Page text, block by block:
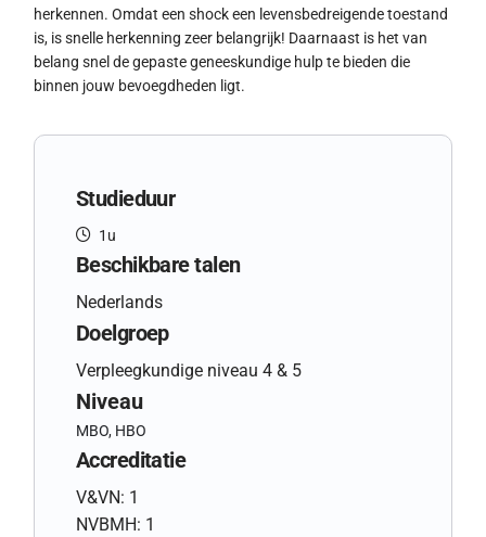
herkennen. Omdat een shock een levensbedreigende toestand
is, is snelle herkenning zeer belangrijk! Daarnaast is het van
belang snel de gepaste geneeskundige hulp te bieden die
binnen jouw bevoegdheden ligt.
Studieduur
1u
Beschikbare talen
Nederlands
Doelgroep
Verpleegkundige niveau 4 & 5
Niveau
MBO, HBO
Accreditatie
V&VN: 1
NVBMH: 1